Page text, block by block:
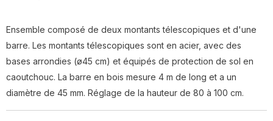
Ensemble composé de deux montants télescopiques et d'une
barre. Les montants télescopiques sont en acier, avec des
bases arrondies (ø45 cm) et équipés de protection de sol en
caoutchouc. La barre en bois mesure 4 m de long et a un
diamètre de 45 mm. Réglage de la hauteur de 80 à 100 cm.